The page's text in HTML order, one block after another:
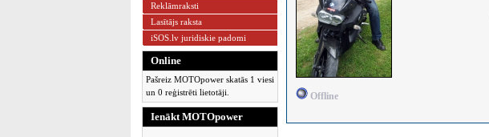
Reklāmraksti
Lasītājs raksta
iSOS.lv juridiskie padomi
Online
Pašreiz MOTOpower skatās 1 viesi
un 0 reģistrēti lietotāji.
Ienākt MOTOpower
Offline